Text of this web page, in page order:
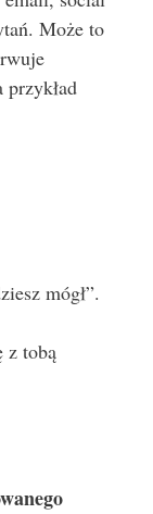
Może to
mógł”.
z tobą